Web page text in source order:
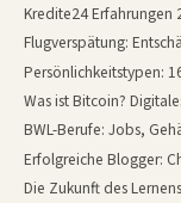
Kredite24 Erfahrungen
Flugverspätung:
Persönlichkeitstypen:
Was ist Bitcoin?
BWL-Berufe: Jobs,
Erfolgreiche Blogger:
Die Zukunft des